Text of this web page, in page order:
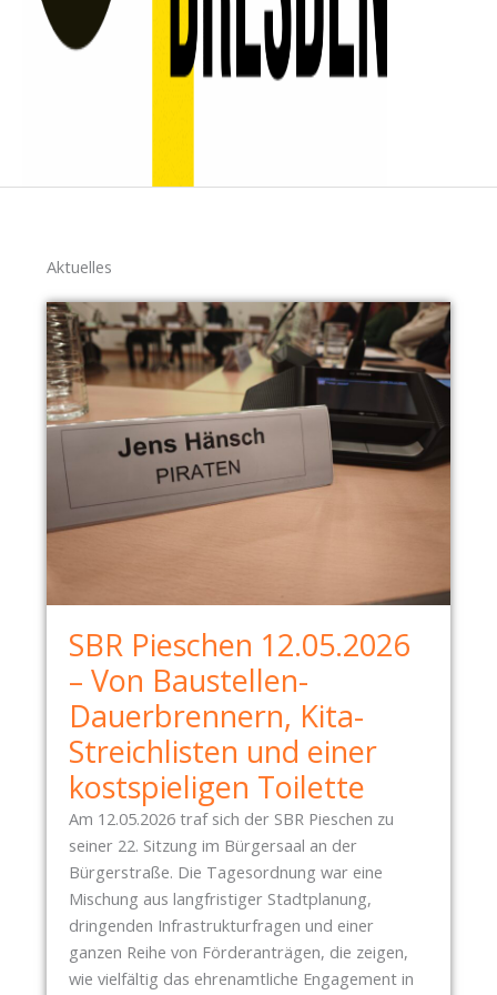
Aktuelles
SBR Pieschen 12.05.2026
– Von Baustellen-
Dauerbrennern, Kita-
Streichlisten und einer
kostspieligen Toilette
Am 12.05.2026 traf sich der SBR Pieschen zu
seiner 22. Sitzung im Bürgersaal an der
Bürgerstraße. Die Tagesordnung war eine
Mischung aus langfristiger Stadtplanung,
dringenden Infrastrukturfragen und einer
ganzen Reihe von Förderanträgen, die zeigen,
wie vielfältig das ehrenamtliche Engagement in